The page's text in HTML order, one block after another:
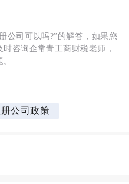
司可以吗?”的解答，如果您
咨询企常青工商财税老师，
公司政策